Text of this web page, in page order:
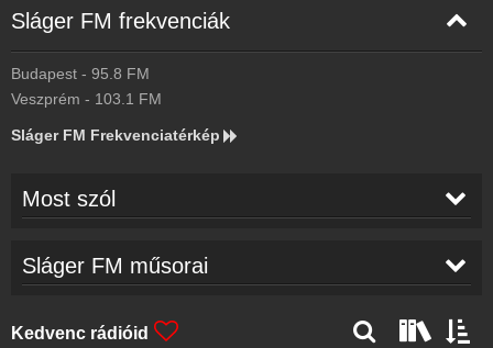
Sláger FM frekvenciák
Budapest - 95.8 FM
Veszprém - 103.1 FM
Sláger FM Frekvenciatérkép
Most szól
Sláger FM műsorai
Kedvenc rádióid